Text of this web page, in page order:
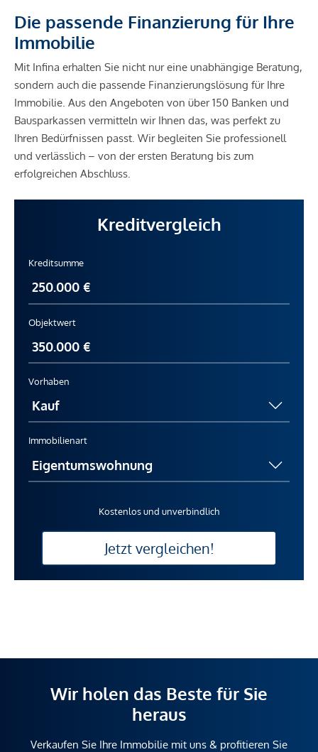
Die passende Finanzierung für Ihre
Immobilie
Mit Infina erhalten Sie nicht nur eine unabhängige Beratung,
sondern auch die passende Finanzierungslösung für Ihre
Immobilie. Aus den Angeboten von über 150 Banken und
Bausparkassen vermitteln wir Ihnen das, was perfekt zu
Ihren Bedürfnissen passt. Wir begleiten Sie professionell
und verlässlich – von der ersten Beratung bis zum
erfolgreichen Abschluss.
Kreditvergleich
Kreditsumme
Objektwert
Vorhaben
Immobilienart
Kostenlos und unverbindlich
Jetzt vergleichen!
Wir holen das Beste für Sie
heraus
Verkaufen Sie Ihre Immobilie mit uns & profitieren Sie